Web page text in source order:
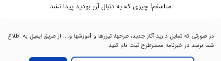
متاسفم! چیزی که به دنبال آن بودید پیدا نشد
در صورتی که تمایل دارید آثار جدید، طرحها، تیزرها و آموزشها و.... از طریق ایمیل به اطلاع
شما برسد در خبرنامه مسترطرح ثبت نام کنید